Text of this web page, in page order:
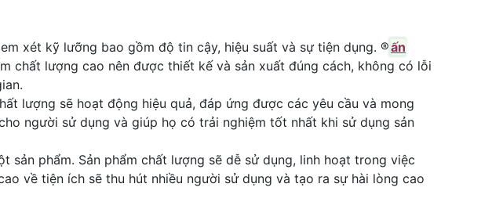
xét kỹ lưỡng bao gồm độ tin cậy, hiệu suất và sự tiện dụng. ®️ấn
chất lượng cao nên được thiết kế và sản xuất đúng cách, không có lỗi
lượng sẽ hoạt động hiệu quả, đáp ứng được các yêu cầu và mong
người sử dụng và giúp họ có trải nghiệm tốt nhất khi sử dụng sản
phẩm. Sản phẩm chất lượng sẽ dễ sử dụng, linh hoạt trong việc
về tiện ích sẽ thu hút nhiều người sử dụng và tạo ra sự hài lòng cao